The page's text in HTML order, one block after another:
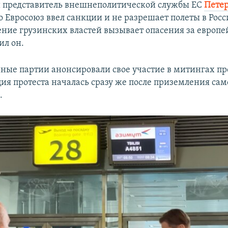
внешнеполитической службы ЕС
Евросоюз ввел санкции и не разрешает полеты в
грузинских властей вызывает опасения за
он.
партии анонсировали свое участие в митингах
протеста началась сразу же после приземления